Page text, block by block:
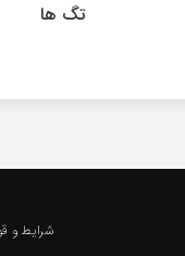
تگ ها
شرایط و